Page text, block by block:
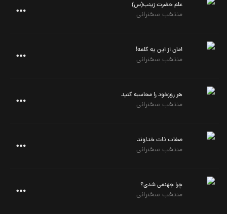
علم حضرت زینب(س)
منتخب سخنرانی
امان از این یه کلمه!
منتخب سخنرانی
هر روزخود را محاسبه کنید
منتخب سخنرانی
صفات ذات خداوند
منتخب سخنرانی
چرا جهنمی شدی؟
منتخب سخنرانی